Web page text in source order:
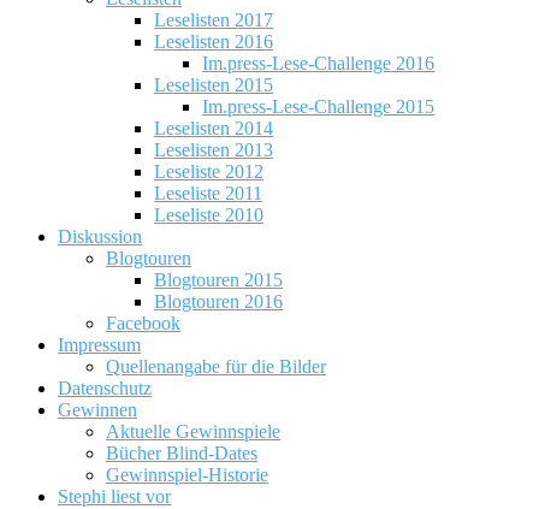
Leselisten 2017
Leselisten 2016
Im.press-Lese-Challenge 2016
Leselisten 2015
Im.press-Lese-Challenge 2015
Leselisten 2014
Leselisten 2013
Leseliste 2012
Leseliste 2011
Leseliste 2010
Diskussion
Blogtouren
Blogtouren 2015
Blogtouren 2016
Facebook
Impressum
Quellenangabe für die Bilder
Datenschutz
Gewinnen
Aktuelle Gewinnspiele
Bücher Blind-Dates
Gewinnspiel-Historie
Stephi liest vor